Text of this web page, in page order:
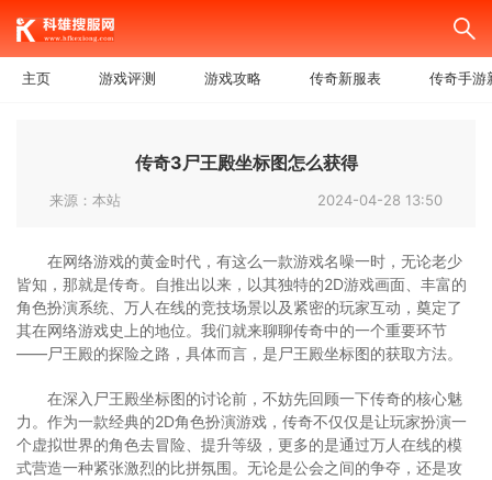
主页 游戏评测 游戏攻略 传奇新服表 传奇手游
传奇3尸王殿坐标图怎么获得
来源：本站 2024-04-28 13:50
在网络游戏的黄金时代，有这么一款游戏名噪一时，无论老少
皆知，那就是传奇。自推出以来，以其独特的2D游戏画面、丰富的
角色扮演系统、万人在线的竞技场景以及紧密的玩家互动，奠定了
其在网络游戏史上的地位。我们就来聊聊传奇中的一个重要环节
——尸王殿的探险之路，具体而言，是尸王殿坐标图的获取方法。
在深入尸王殿坐标图的讨论前，不妨先回顾一下传奇的核心魅
力。作为一款经典的2D角色扮演游戏，传奇不仅仅是让玩家扮演一
个虚拟世界的角色去冒险、提升等级，更多的是通过万人在线的模
式营造一种紧张激烈的比拼氛围。无论是公会之间的争夺，还是攻